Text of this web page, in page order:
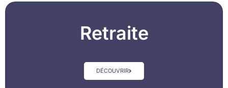
Retraite
DÉCOUVRIR